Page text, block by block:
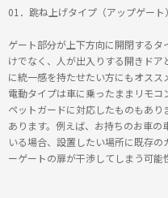
01．跳ね上げタイプ（アップゲート）
ゲート部分が上下方向に開閉する
けでなく、人が出入りする開きド
に統一感を持たせたい方にもオスス
電動タイプは車に乗ったままリモ
ペットガードに対応したものもあ
あります。例えば、お持ちのお車
いる場合、設置したい場所に既存
ーゲートの扉が干渉してしまう可能